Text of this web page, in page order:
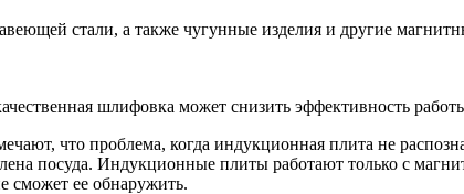
стали, а также чугунные изделия и другие
шлифовка может снизить эффективность
что проблема, когда индукционная плита не
посуда. Индукционные плиты работают только с
сможет ее обнаружить.